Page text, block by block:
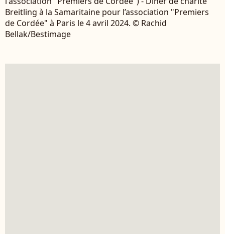
Breitling à la Samaritaine pour l’association "Premiers
de Cordée" à Paris le 4 avril 2024. © Rachid
Bellak/Bestimage